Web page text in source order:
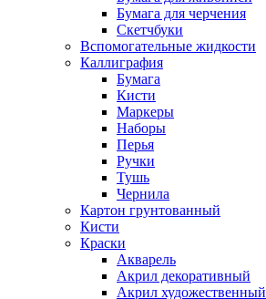
Бумага для черчения
Скетчбуки
Вспомогательные жидкости
Каллиграфия
Бумага
Кисти
Маркеры
Наборы
Перья
Ручки
Тушь
Чернила
Картон грунтованный
Кисти
Краски
Акварель
Акрил декоративный
Акрил художественный